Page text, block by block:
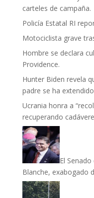
carteles de campaña.
Policía Estatal RI
Motociclista grave
Hombre se declara
Providence.
Hunter Biden revela
padre se ha
Ucrania honra a
recuperando
El
Blanche, exabogado